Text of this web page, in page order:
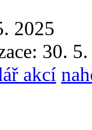
2025
30.
akcí